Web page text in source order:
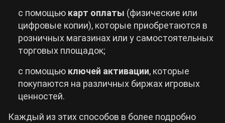
с помощью карт оплаты (физические или
цифровые копии), которые приобретаются в
розничных магазинах или у самостоятельных
торговых площадок;
с помощью ключей активации, которые
покупаются на различных биржах игровых
ценностей.
Каждый из этих способов в более подробно